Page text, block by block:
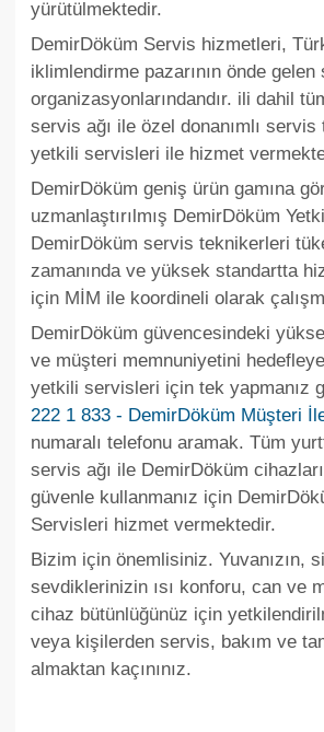
yürütülmektedir.
DemirDöküm Servis hizmetleri,
iklimlendirme pazarının önde gelen
organizasyonlarındandır. ili dahil
servis ağı ile özel donanımlı
yetkili servisleri ile hizmet
DemirDöküm geniş ürün gamına
uzmanlaştırılmış DemirDöküm
DemirDöküm servis teknikerleri
zamanında ve yüksek standartta
için MİM ile koordineli olarak
DemirDöküm güvencesindeki
ve müşteri memnuniyetini
yetkili servisleri için tek yapmanız
222 1 833 - DemirDöküm Müşteri
numaralı telefonu aramak. Tüm
servis ağı ile DemirDöküm
güvenle kullanmanız için
Servisleri hizmet vermektedir.
Bizim için önemlisiniz. Yuvanızın,
sevdiklerinizin ısı konforu, can ve
cihaz bütünlüğünüz için
veya kişilerden servis, bakım ve
almaktan kaçınınız.